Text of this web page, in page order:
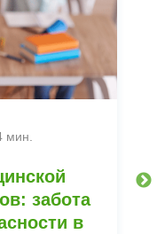
мин.
забота
в